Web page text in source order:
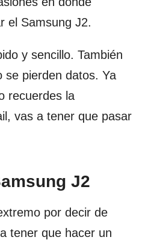
el Samsung J2.
y sencillo. También
se pierden datos. Ya
recuerdes la
vas a tener que pasar
J2
por decir de
tener que hacer un